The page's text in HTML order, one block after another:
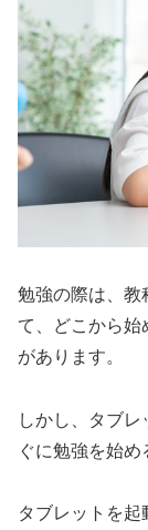
勉強の際は、教
て、どこから始
があります。
しかし、タブ
ぐに勉強を始め
タブレットを